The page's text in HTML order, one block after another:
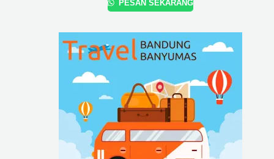
PESAN SEKARANG